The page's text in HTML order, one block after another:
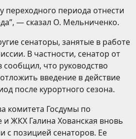
переходного периода отнести
— сказал О. Мельниченко.
сенаторы, занятые в работе
В частности, сенатор от
что руководство
введение в действие
после курортного сезона.
комитета Госдумы по
ЖКХ Галина Хованская вновь
с позицией сенаторов. Ее